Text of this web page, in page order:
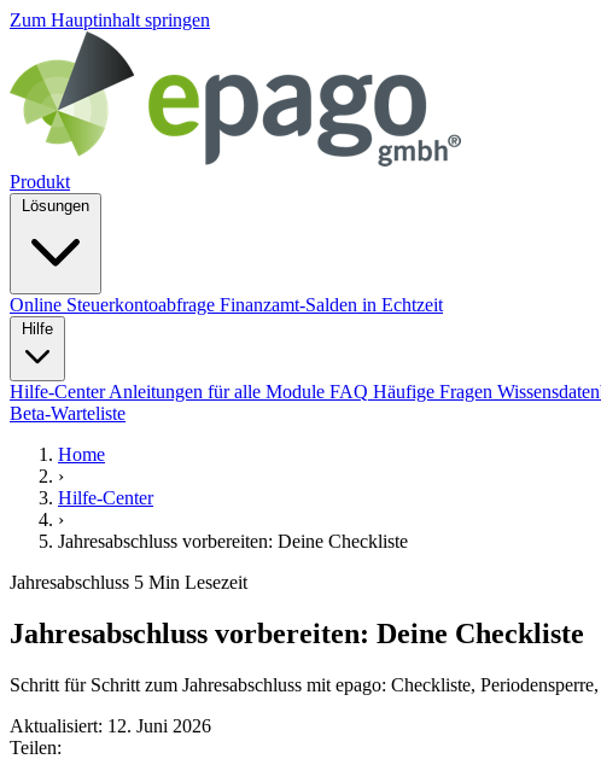
Zum Hauptinhalt springen
Produkt
Online Steuerkontoabfrage Finanzamt-Salden in Echtzeit
Hilfe-Center Anleitungen für alle Module FAQ Häufige Fragen
Beta-Warteliste
Home
›
Hilfe-Center
›
Jahresabschluss vorbereiten: Deine Checkliste
Jahresabschluss 5 Min Lesezeit
Jahresabschluss vorbereiten: Deine Checkliste
Schritt für Schritt zum Jahresabschluss mit epago: Checkliste,
Aktualisiert: 12. Juni 2026
Teilen: